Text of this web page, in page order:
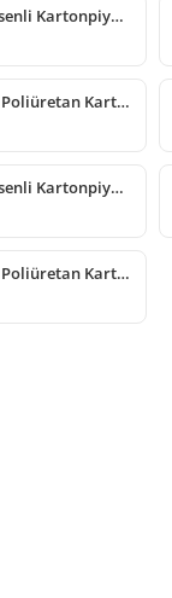
Poliüretan Desenli Kartonpiyer Modelleri
Klasik Desenli Poliüretan Kartonpiyer Tavan Profili
Poliüretan Desenli Kartonpiyer Modelleri
Klasik Desenli Poliüretan Kartonpiyer Modelleri